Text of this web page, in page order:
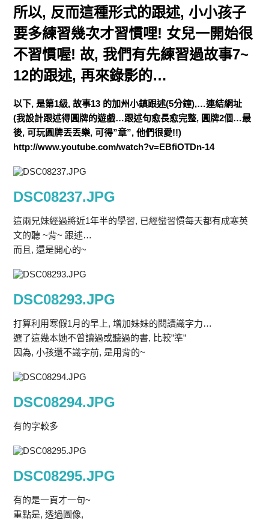
所以, 反而這種形式的跟述, 小小孩子
要多練習幾次才習慣哩! 女兒一開始很
不習慣喔! 故, 我們有先練習過故事7~
12的跟述, 再來錄影的…
以下, 是第1級, 故事13 的加州小鎮跟述(5分鐘),…連結網址
(我設計跟述得圓牌的遊戲…跟述句愈長愈完整, 圓牌2個…最
後, 可玩圓牌丟丟樂, 可得”章”, 他們很愛!!)
http://www.youtube.com/watch?v=EBfiOTDn-14
DSC08237.JPG
這兩兄妹經過將近1年半的學習, 已經蠻習慣每天都有成寒英
文的聽 ~背~ 跟述…
而且, 還是開心的~
DSC08293.JPG
打算利用寒假1月的早上, 增加妹妹的閱讀識字力…
選了這幾本她不曾讀過或聽過的書, 比較”準”
因為, 小孩還不識字前, 是用背的~
DSC08294.JPG
有的字較多
DSC08295.JPG
有的是一頁才一句~
重點是, 透過圖像,